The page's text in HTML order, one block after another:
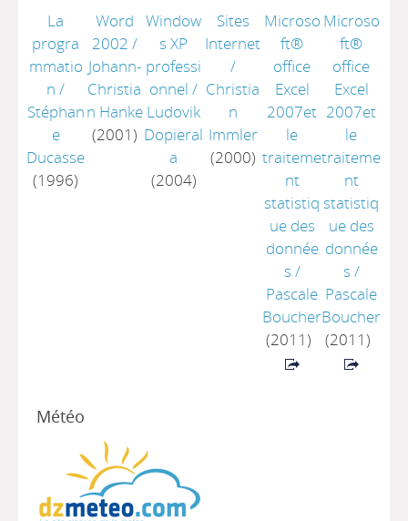
La
progra
mmatio
n /
Stéphan
e
Ducasse
(1996)
Word
2002 /
Johann-
Christia
n Hanke
(2001)
Window
s XP
professi
onnel /
Ludovik
Dopieral
a
(2004)
Sites
Internet
/
Christia
n
Immler
(2000)
Microso
ft®
office
Excel
2007et
le
traiteme
nt
statistiq
ue des
donnée
s /
Pascale
Boucher
(2011)
Microso
ft®
office
Excel
2007et
le
traiteme
nt
statistiq
ue des
donnée
s /
Pascale
Boucher
(2011)
Météo